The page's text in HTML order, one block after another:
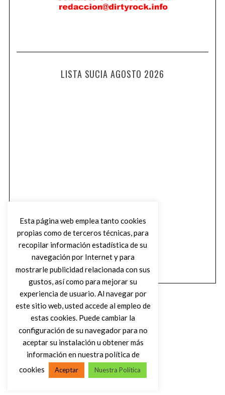
LISTA SUCIA AGOSTO 2026
VOLVER AL INICIO
Esta página web emplea tanto cookies
propias como de terceros técnicas, para
recopilar información estadística de su
navegación por Internet y para
mostrarle publicidad relacionada con sus
gustos, así como para mejorar su
experiencia de usuario. Al navegar por
este sitio web, usted accede al empleo de
estas cookies. Puede cambiar la
configuración de su navegador para no
aceptar su instalación u obtener más
información en nuestra política de
cookies
Aceptar Nuestra Política